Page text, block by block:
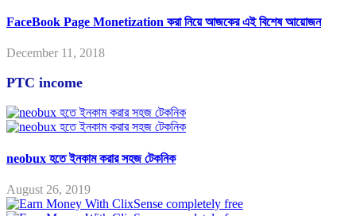
FaceBook Page Monetization করা নিয়ে আজকের এই বিশেষ আয়োজন
December 11, 2018
PTC income
neobux হতে ইনকাম করার সহজ টেকনিক
August 26, 2019